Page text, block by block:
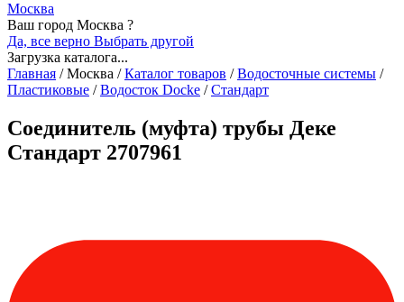
Москва
Ваш город Москва ?
Да, все верно Выбрать другой
Загрузка каталога...
Главная /Москва / Каталог товаров / Водосточные системы /
Пластиковые / Водосток Docke / Стандарт
Соединитель (муфта) трубы Деке
Стандарт 2707961